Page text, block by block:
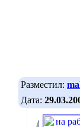
Разместил:
Дата: